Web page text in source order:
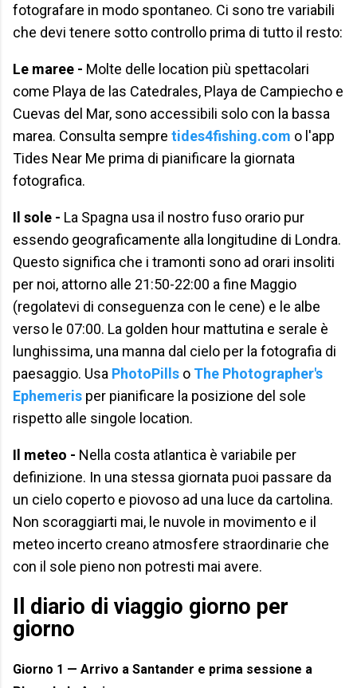
fotografare in modo spontaneo. Ci sono tre variabili
che devi tenere sotto controllo prima di tutto il resto:
Le maree - Molte delle location più spettacolari
come Playa de las Catedrales, Playa de Campiecho e
Cuevas del Mar, sono accessibili solo con la bassa
marea. Consulta sempre tides4fishing.com o l'app
Tides Near Me prima di pianificare la giornata
fotografica.
Il sole - La Spagna usa il nostro fuso orario pur
essendo geograficamente alla longitudine di Londra.
Questo significa che i tramonti sono ad orari insoliti
per noi, attorno alle 21:50-22:00 a fine Maggio
(regolatevi di conseguenza con le cene) e le albe
verso le 07:00. La golden hour mattutina e serale è
lunghissima, una manna dal cielo per la fotografia di
paesaggio. Usa PhotoPills o The Photographer's
Ephemeris per pianificare la posizione del sole
rispetto alle singole location.
Il meteo - Nella costa atlantica è variabile per
definizione. In una stessa giornata puoi passare da
un cielo coperto e piovoso ad una luce da cartolina.
Non scoraggiarti mai, le nuvole in movimento e il
meteo incerto creano atmosfere straordinarie che
con il sole pieno non potresti mai avere.
Il diario di viaggio giorno per
giorno
Giorno 1 — Arrivo a Santander e prima sessione a